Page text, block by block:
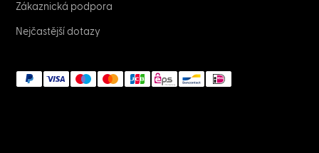
Zákaznická podpora
Nejčastější dotazy